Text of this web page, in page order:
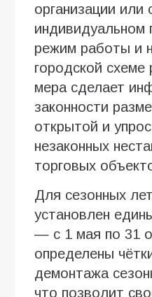
организации или
индивидуальном
режим работы и
городской
мера сделает
законности
открытой и
незаконных
торговых
Для сезонных
установлен
— с 1 мая по 31
определены
демонтажа
что позволит